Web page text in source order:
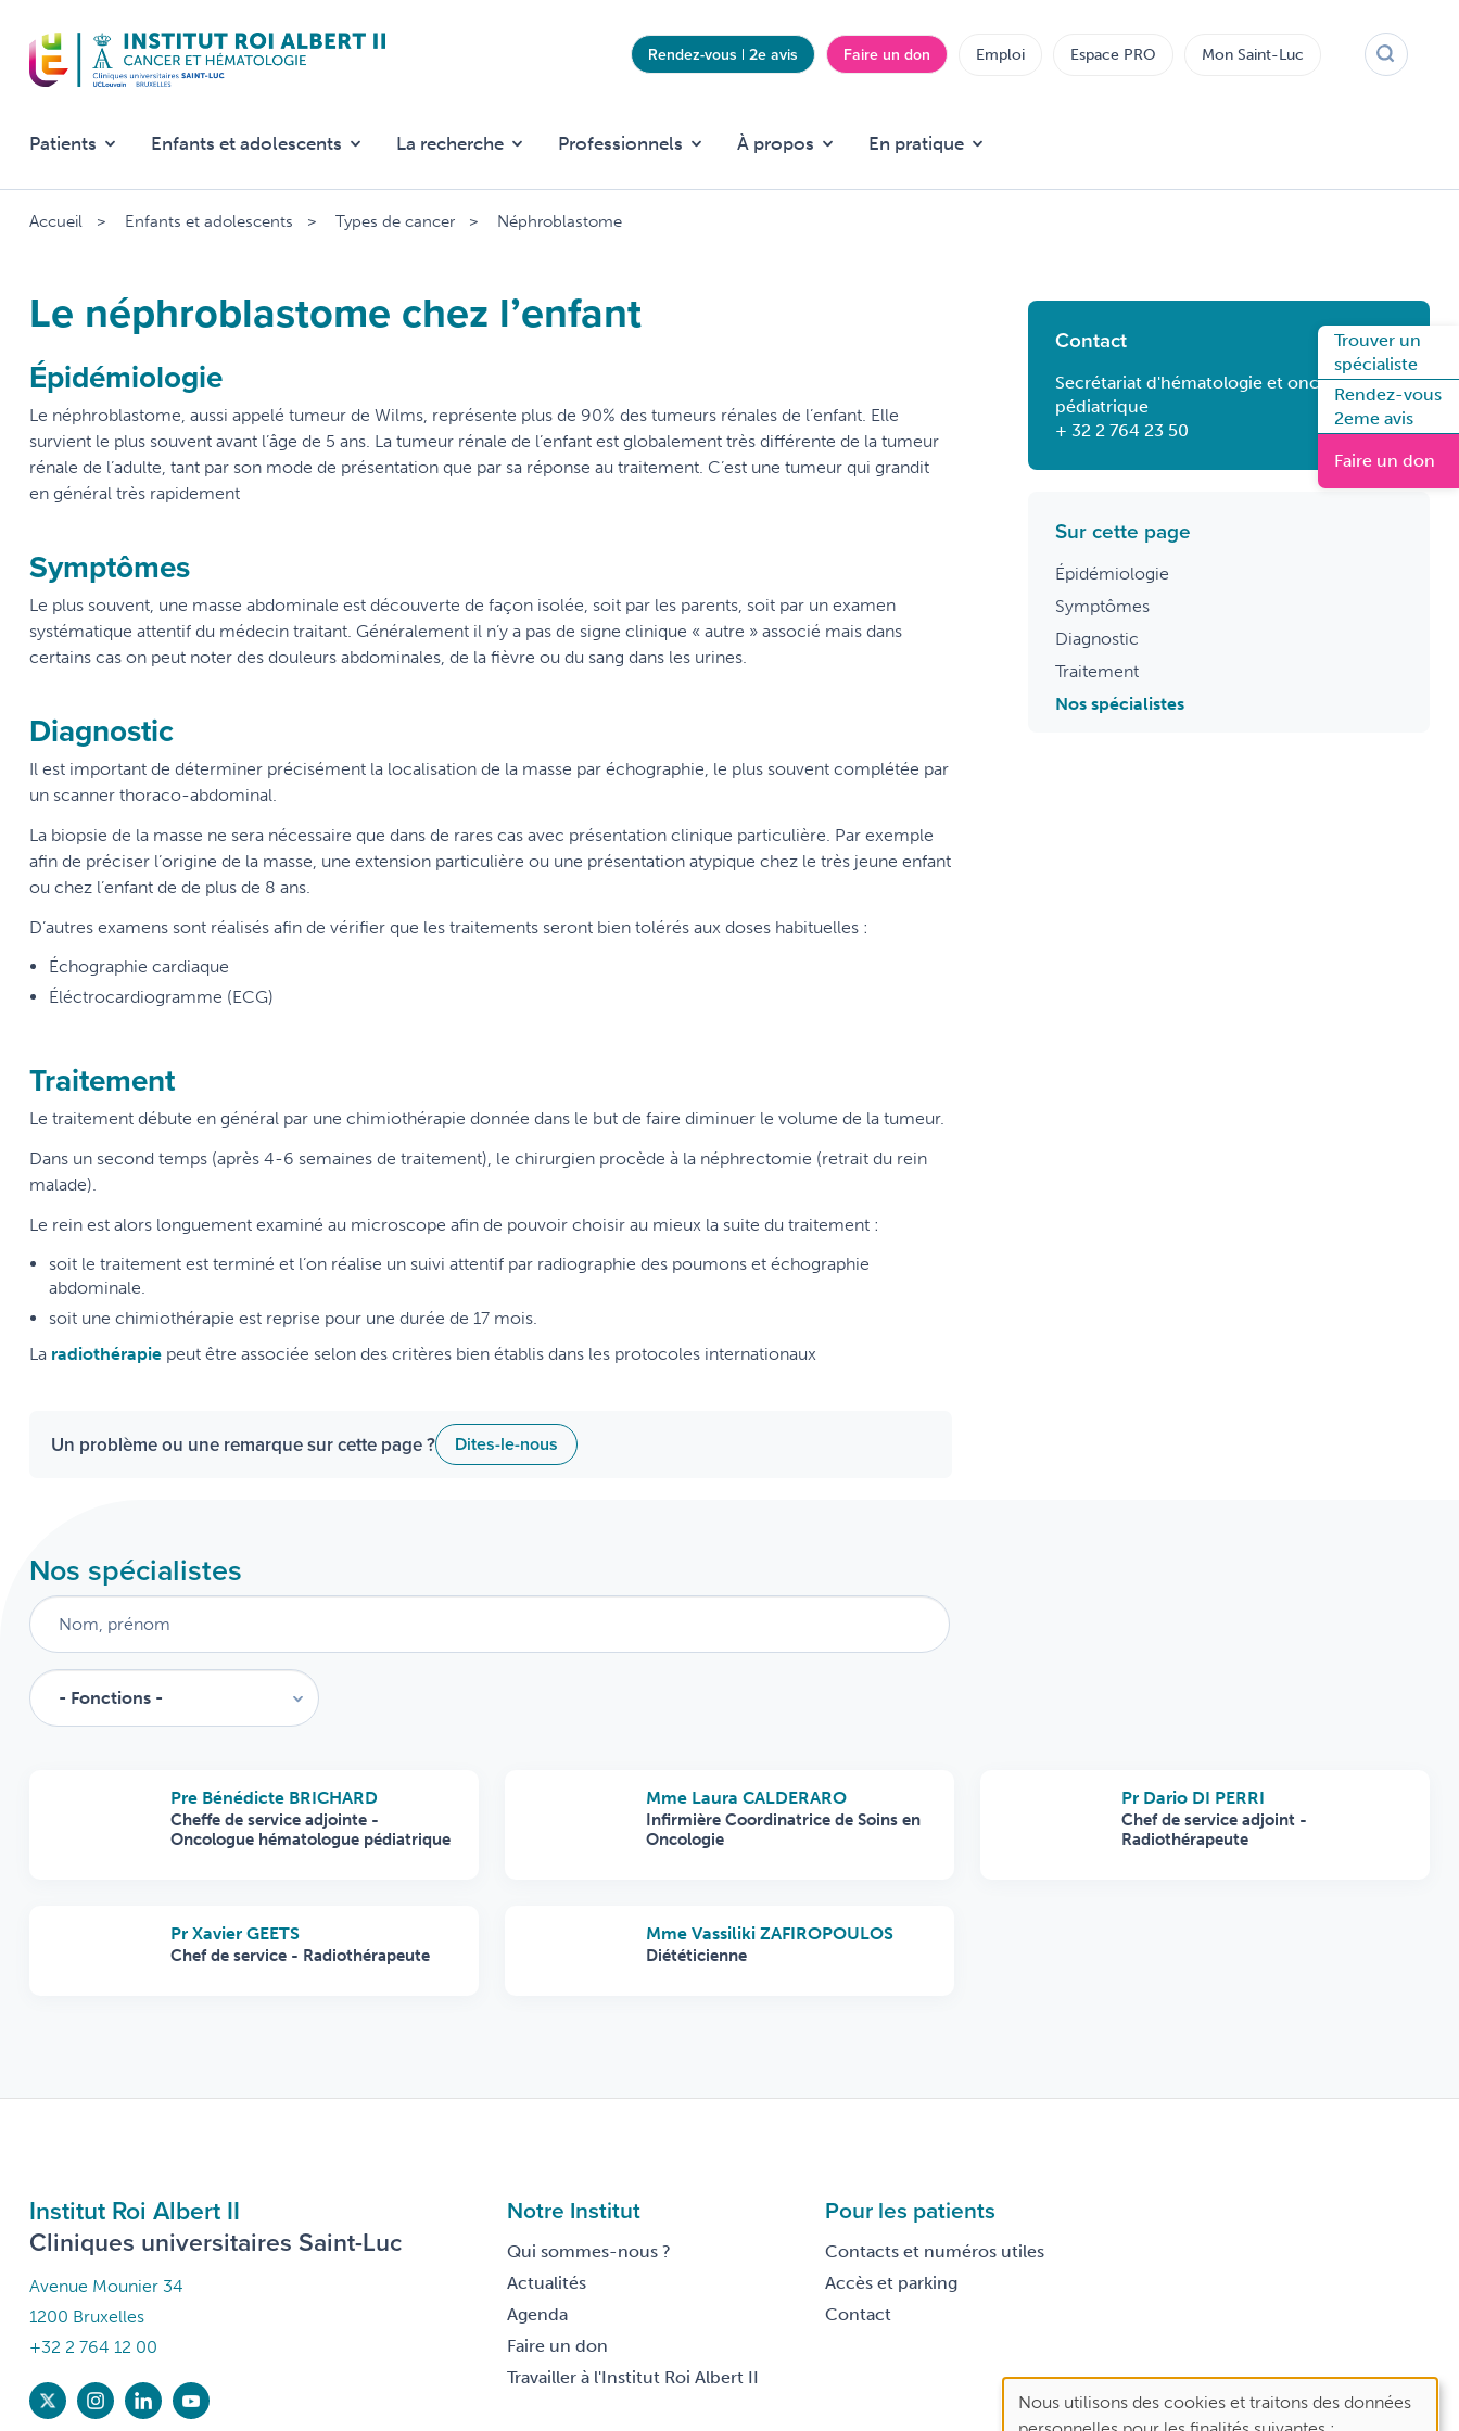
contenu
principal
TopRendez-vous | 2e avis Faire un don Emploi Espace PRO Mon Saint-Luc
Patients Enfants et adolescents La recherche Professionnels À propos En pratique
Trouver un
spécialiste
Rendez-vous
2eme avis
Faire un don
Accueil Enfants et adolescents Types de cancer Néphroblastome
Le néphroblastome chez l’enfant
Épidémiologie
Le néphroblastome, aussi appelé tumeur de Wilms, représente plus de 90% des tumeurs rénales de l’enfant. Elle
survient le plus souvent avant l’âge de 5 ans. La tumeur rénale de l’enfant est globalement très différente de la tumeur
rénale de l’adulte, tant par son mode de présentation que par sa réponse au traitement. C’est une tumeur qui grandit
en général très rapidement
Symptômes
Le plus souvent, une masse abdominale est découverte de façon isolée, soit par les parents, soit par un examen
systématique attentif du médecin traitant. Généralement il n’y a pas de signe clinique « autre » associé mais dans
certains cas on peut noter des douleurs abdominales, de la fièvre ou du sang dans les urines.
Diagnostic
Il est important de déterminer précisément la localisation de la masse par échographie, le plus souvent complétée par
un scanner thoraco-abdominal.
La biopsie de la masse ne sera nécessaire que dans de rares cas avec présentation clinique particulière. Par exemple
afin de préciser l’origine de la masse, une extension particulière ou une présentation atypique chez le très jeune enfant
ou chez l’enfant de de plus de 8 ans.
D’autres examens sont réalisés afin de vérifier que les traitements seront bien tolérés aux doses habituelles :
Échographie cardiaque
Éléctrocardiogramme (ECG)
Traitement
Le traitement débute en général par une chimiothérapie donnée dans le but de faire diminuer le volume de la tumeur.
Dans un second temps (après 4-6 semaines de traitement), le chirurgien procède à la néphrectomie (retrait du rein
malade).
Le rein est alors longuement examiné au microscope afin de pouvoir choisir au mieux la suite du traitement :
soit le traitement est terminé et l’on réalise un suivi attentif par radiographie des poumons et échographie
abdominale.
soit une chimiothérapie est reprise pour une durée de 17 mois.
La radiothérapie peut être associée selon des critères bien établis dans les protocoles internationaux
Contact
Secrétariat d'hématologie et oncologie
pédiatrique
+ 32 2 764 23 50
Sur cette page
Épidémiologie
Symptômes
Diagnostic
Traitement
Nos spécialistes
Un problème ou une remarque sur cette page ? Dites-le-nous
Nos spécialistes
Pre Bénédicte BRICHARD
Cheffe de service adjointe -
Oncologue hématologue pédiatrique
Mme Laura CALDERARO
Infirmière Coordinatrice de Soins en
Oncologie
Pr Dario DI PERRI
Chef de service adjoint -
Radiothérapeute
Pr Xavier GEETS
Chef de service - Radiothérapeute
Mme Vassiliki ZAFIROPOULOS
Diététicienne
Institut Roi Albert II
Cliniques universitaires Saint-Luc
Avenue Mounier 34
1200 Bruxelles
+32 2 764 12 00
Notre Institut
Qui sommes-nous ?
Actualités
Agenda
Faire un don
Travailler à l'Institut Roi Albert II
Pour les patients
Contacts et numéros utiles
Accès et parking
Contact
Nous utilisons des cookies et traitons des données